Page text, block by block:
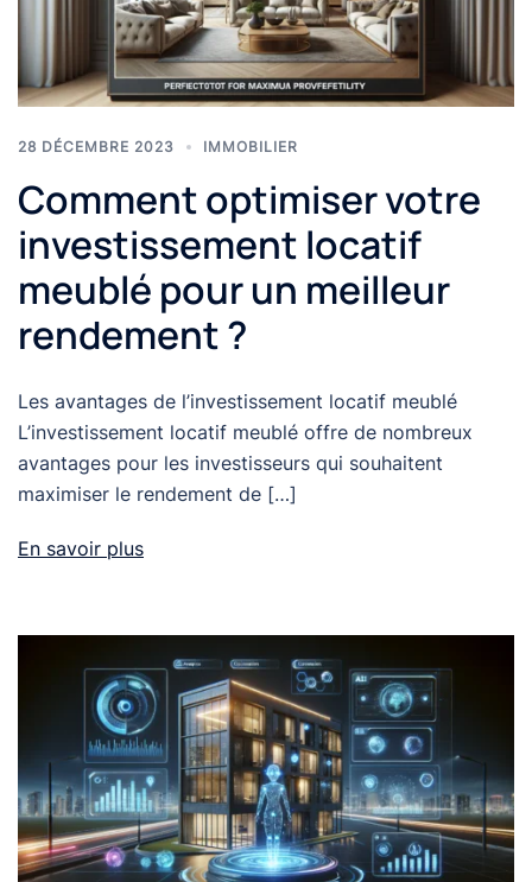
28 DÉCEMBRE 2023 IMMOBILIER
Comment optimiser votre
investissement locatif
meublé pour un meilleur
rendement ?
Les avantages de l’investissement locatif meublé
L’investissement locatif meublé offre de nombreux
avantages pour les investisseurs qui souhaitent
maximiser le rendement de […]
En savoir plus